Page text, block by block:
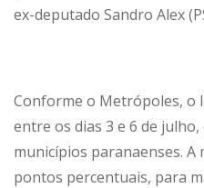
ex-deputado Sandro Alex
Conforme o Metrópoles, o
entre os dias 3 e 6 de
municípios paranaenses. A
pontos percentuais, para